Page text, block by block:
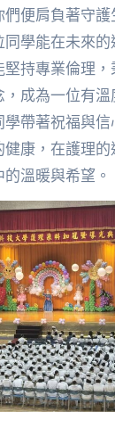
便肩負著守
學能在未來
持專業倫理，
成為一位有
帶著祝福與信
康，在護理
溫暖與希望。